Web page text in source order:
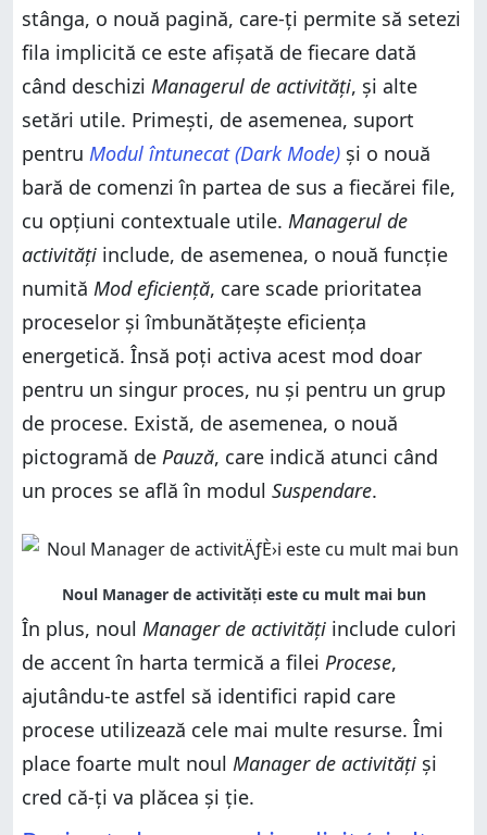
stânga, o nouă pagină, care-ți permite să setezi
fila implicită ce este afișată de fiecare dată
când deschizi Managerul de activități, și alte
setări utile. Primești, de asemenea, suport
pentru Modul întunecat (Dark Mode) și o nouă
bară de comenzi în partea de sus a fiecărei file,
cu opțiuni contextuale utile. Managerul de
activități include, de asemenea, o nouă funcție
numită Mod eficiență, care scade prioritatea
proceselor și îmbunătățește eficiența
energetică. Însă poți activa acest mod doar
pentru un singur proces, nu și pentru un grup
de procese. Există, de asemenea, o nouă
pictogramă de Pauză, care indică atunci când
un proces se află în modul Suspendare.
În plus, noul Manager de activități include culori
de accent în harta termică a filei Procese,
ajutându-te astfel să identifici rapid care
procese utilizează cele mai multe resurse. Îmi
place foarte mult noul Manager de activități și
cred că-ți va plăcea și ție.